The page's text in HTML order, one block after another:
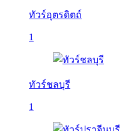
ทัวร์อุตรดิตถ์
1
ทัวร์ชลบุรี
1